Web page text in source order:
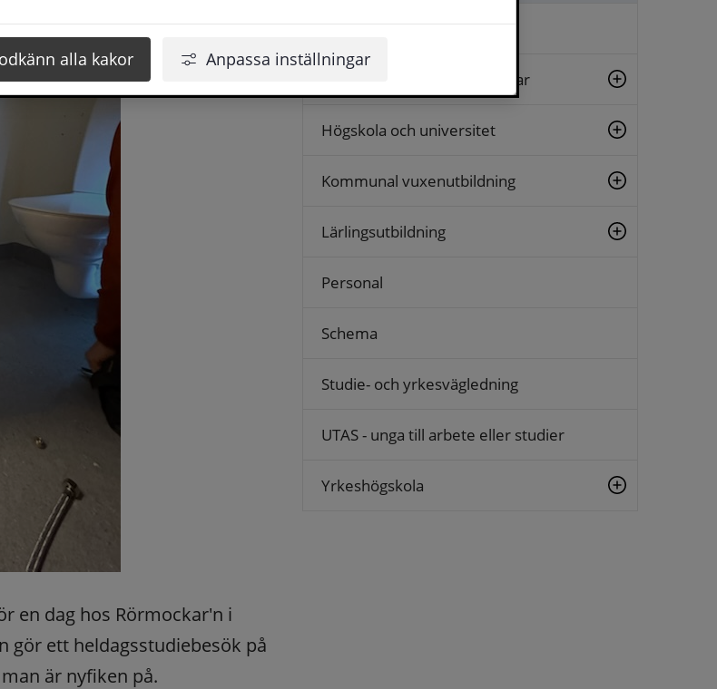
alla kakor Anpassa inställningar
en dag hos Rörmockar'n i
gör ett heldagsstudiebesök på
är nyfiken på.
Betyg och betygsbeställning
Gymnasiala yrkesutbildningar
Högskola och universitet
Kommunal vuxenutbildning
Lärlingsutbildning
Personal
Schema
Studie- och yrkesvägledning
UTAS - unga till arbete eller studier
Yrkeshögskola